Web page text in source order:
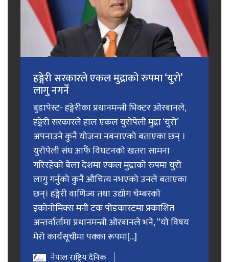
हङ्गेरी सरकारले एकल मुद्राको रुपमा ‘युरो’
लागु नगर्ने
बुडापेस्ट- हङ्गेरीका प्रधानमन्त्री भिक्टर ओरबानले,
हङ्गेरी सरकारले हाल एकल युरोपेली मुद्रा ‘युरो’
अपनाउने कुनै योजना नबनाएको बताएका छन् ।
युरोपेली संघ आफैं विघटनको खतरा सामना
गरिरहेको बेला देशमा एकल मुद्राको रुपमा युरो
लागु गर्नुको कुनै औचित्य नभएको उनले बताएका
छन्। हङ्गेरी वाणिज्य तथा उद्योग चेम्बरको
इकोनोमिक्स मनी टक पोडकास्टमा प्रकाशित
अन्तर्वार्तामा प्रधानमन्त्री ओरबानले भने, “यो विषय
मेरो कार्यसूचीमा पक्का रूपमा[...]
नेपाल राष्ट्रिय दैनिक